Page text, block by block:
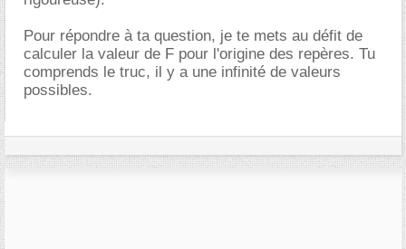
Pour répondre à ta question, je te mets au défit de
calculer la valeur de F pour l'origine des repères. Tu
comprends le truc, il y a une infinité de valeurs
possibles.